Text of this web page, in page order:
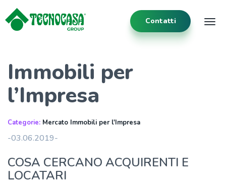
Contatti
Immobili per
l’Impresa
Categorie: Mercato Immobili per l'Impresa
-03.06.2019-
COSA CERCANO ACQUIRENTI E
LOCATARI